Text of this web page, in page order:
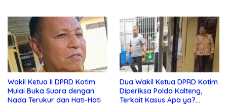
Wakil Ketua II DPRD Kotim
Mulai Buka Suara dengan
Nada Terukur dan Hati-Hati
Dua Wakil Ketua DPRD Kotim
Diperiksa Polda Kalteng,
Terkait Kasus Apa ya?…